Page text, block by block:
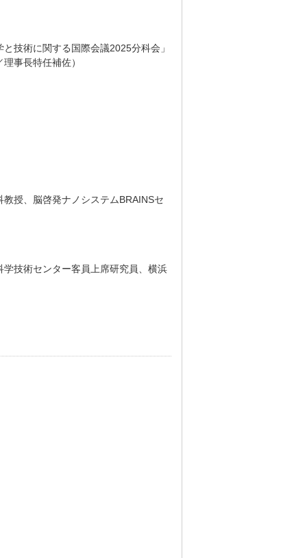
技術に関する国際会議2025分科会」
事長特任補佐）
授、脳啓発ナノシステムBRAINSセ
技術センター客員上席研究員、横浜